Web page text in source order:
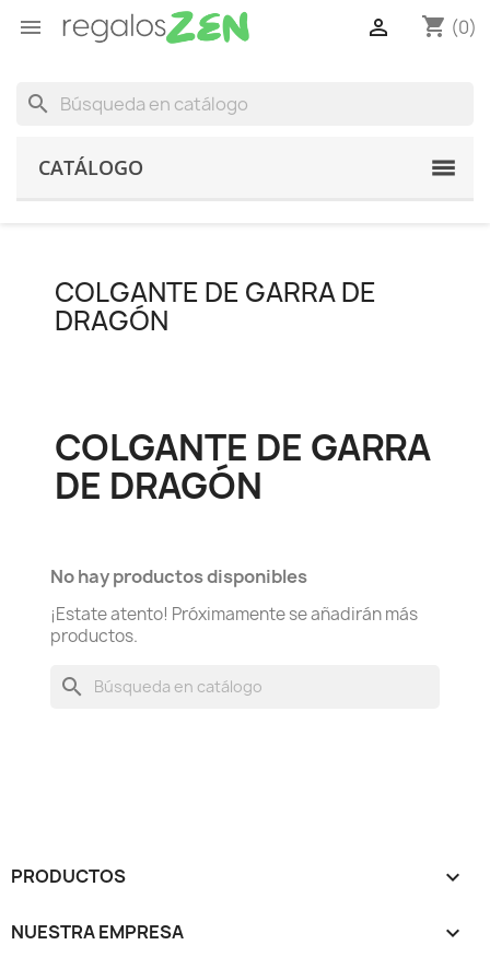
 shopping_cart (0)

search
CATÁLOGO
COLGANTE DE GARRA DE
DRAGÓN
COLGANTE DE GARRA
DE DRAGÓN
No hay productos disponibles
¡Estate atento! Próximamente se añadirán más
productos.
search
PRODUCTOS 
NUESTRA EMPRESA 